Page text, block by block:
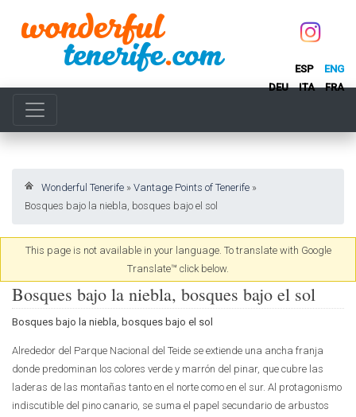
ESP
ENG
DEU
ITA FRA
Wonderful Tenerife » Vantage Points of Tenerife »
Bosques bajo la niebla, bosques bajo el sol
This page is not available in your language. To translate with Google
Translate™ click below.
Bosques bajo la niebla, bosques bajo el sol
Bosques bajo la niebla, bosques bajo el sol
Alrededor del Parque Nacional del Teide se extiende una ancha franja
donde predominan los colores verde y marrón del pinar, que cubre las
laderas de las montañas tanto en el norte como en el sur. Al protagonismo
indiscutible del pino canario, se suma el papel secundario de arbustos